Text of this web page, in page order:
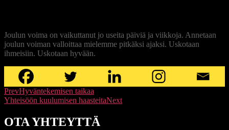
Joulun voima on vaikuttanut jo useita päiviä ja viikkoja. Annetaan
joulun voiman valloittaa mielemme pitkäksi ajaksi. Uskotaan
ihmeisiin. Uskotaan hyvään.
PrevHyväntekemisen taikaa
Yhteisöön kuulumisen haasteitaNext
OTA YHTEYTTÄ